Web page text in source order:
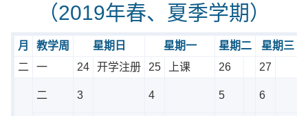
（2019年春、夏季学期）
月 教学周 星期日 星期一 星期二 星期三
二
一 24 开学注册 25 上课 26 27
二 3 4 5 6